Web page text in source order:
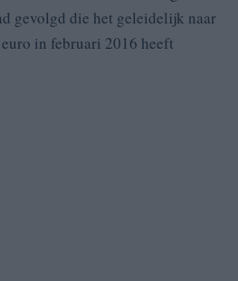
gevolgd die het geleidelijk naar
in februari 2016 heeft